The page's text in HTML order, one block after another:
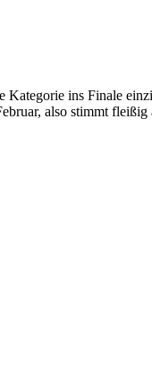
ins Finale
also stimmt